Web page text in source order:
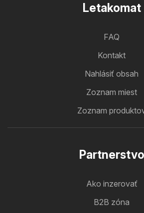
Letakomat
FAQ
Kontakt
Nahlásiť obsah
Zoznam miest
Zoznam
Partnerstvo
Ako inzerovať
B2B zóna